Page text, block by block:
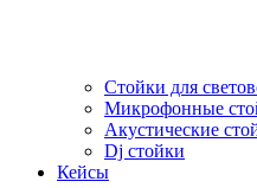
Стойки для
Микрофонные
Акустические
Dj стойки
Кейсы